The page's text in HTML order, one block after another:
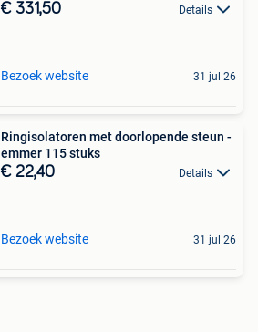
€ 331,50 Details
Bezoek website 31 jul 26
Ringisolatoren met doorlopende steun -
emmer 115 stuks
€ 22,40 Details
Bezoek website 31 jul 26